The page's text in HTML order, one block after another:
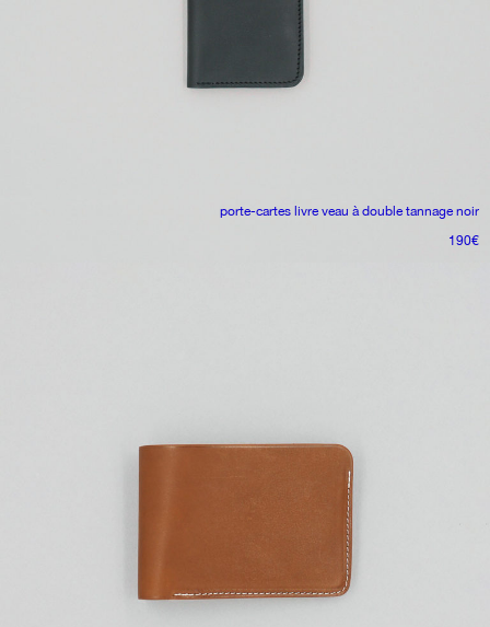
porte-cartes livre veau à double tannage noir
190€